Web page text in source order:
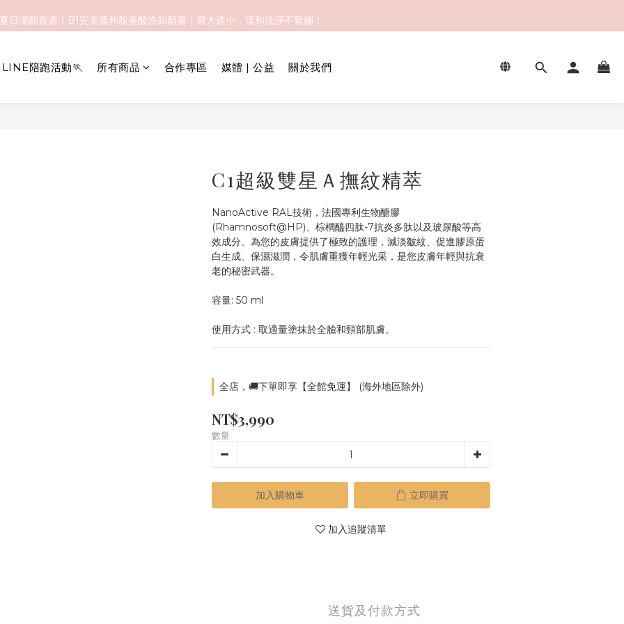
日潔顏首選｜B1完美溫和胺基酸洗卸顏露｜買大送小，溫和洗淨不緊繃！
日潔顏首選｜B1完美溫和胺基酸洗卸顏露｜買大送小，溫和洗淨不緊繃！
LINE陪跑活動🏃 所有商品 合作專區 媒體 | 公益 關於我們
C1超級雙星Ａ撫紋精萃
NanoActive RAL技術，法國專利生物醣膠
(Rhamnosoft@HP)、棕櫚醯四肽-7抗炎多肽以及玻尿酸等高
效成分。為您的皮膚提供了極致的護理，減淡皺紋、促進膠原蛋
白生成、保濕滋潤，令肌膚重獲年輕光采，是您皮膚年輕與抗衰
老的秘密武器。
容量: 50 ml
使用方式 : 取適量塗抹於全臉和頸部肌膚。
全店，🚚下單即享【全館免運】 (海外地區除外)
NT$3,990
數量
加入購物車 立即購買
加入追蹤清單
送貨及付款方式